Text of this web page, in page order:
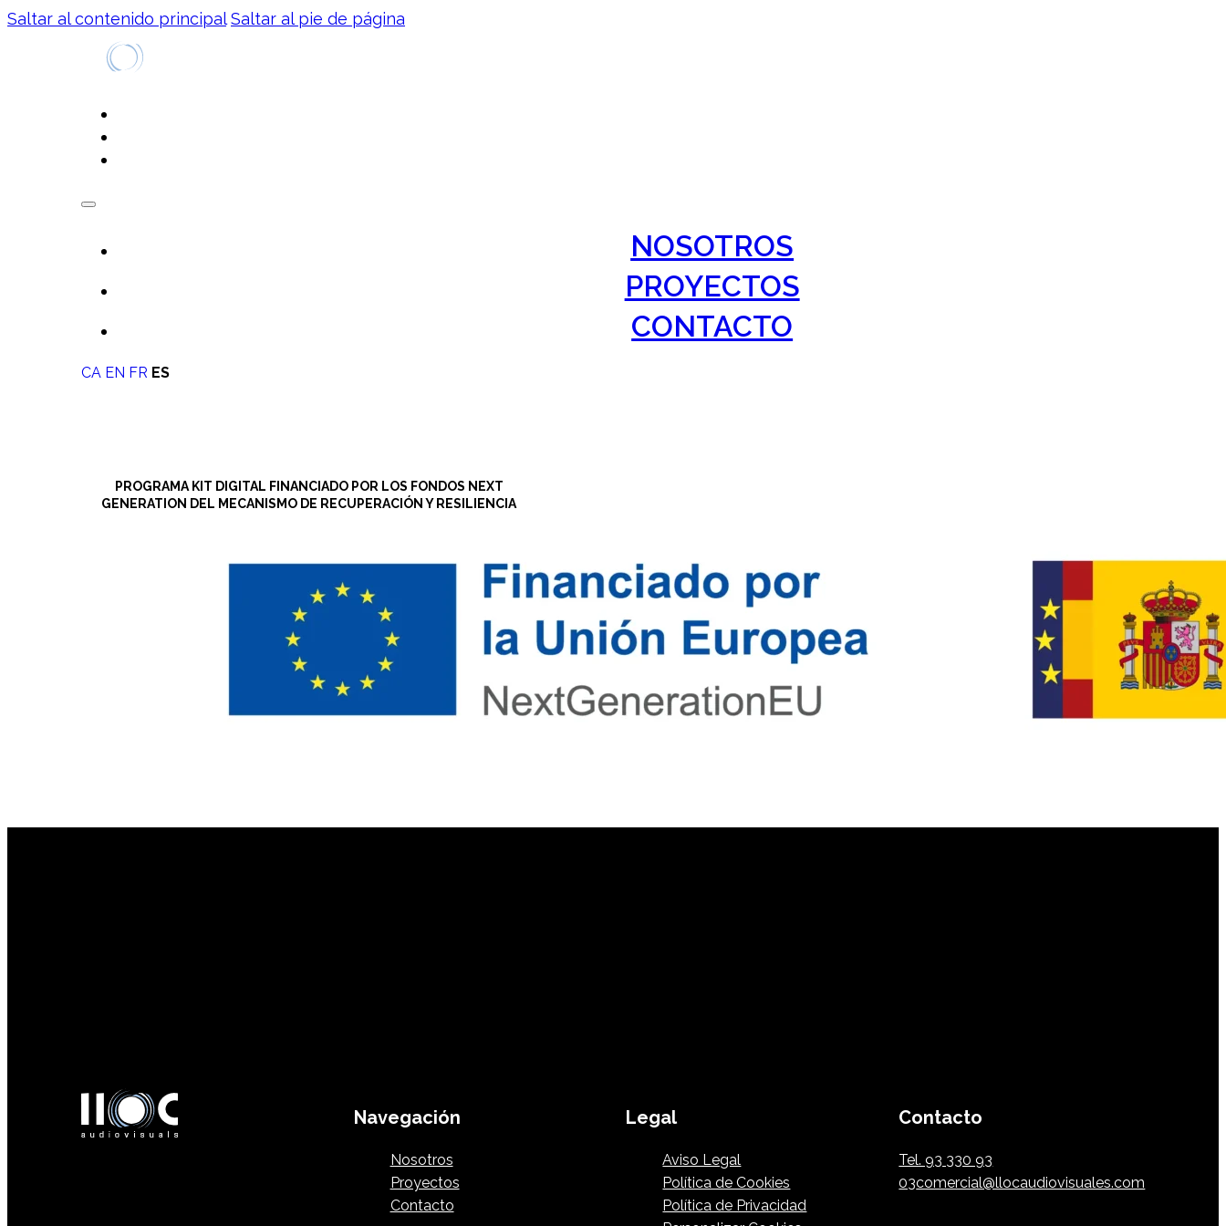
Saltar al contenido principal Saltar al pie de página
NOSOTROS
PROYECTOS
CONTACTO
CA EN FR ES
PROGRAMA KIT DIGITAL FINANCIADO POR LOS FONDOS NEXT
GENERATION DEL MECANISMO DE RECUPERACIÓN Y RESILIENCIA
Navegación
Nosotros
Proyectos
Contacto
Legal
Aviso Legal
Política de Cookies
Política de Privacidad
Contacto
Tel. 93 330 93
03comercial@llocaudiovisuales.com